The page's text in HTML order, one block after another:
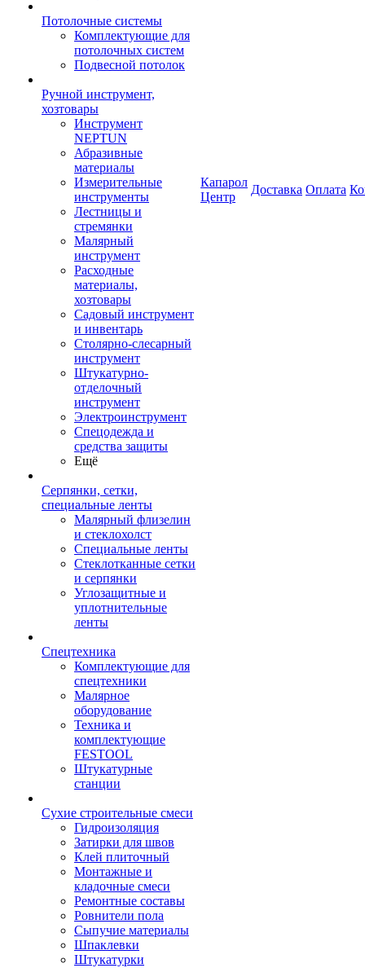
Потолочные системы
Комплектующие для
потолочных систем
Подвесной потолок
Ручной инструмент,
хозтовары
Инструмент
NEPTUN
Абразивные
материалы
Измерительные
инструменты
Лестницы и
стремянки
Малярный
инструмент
Расходные
материалы,
хозтовары
Садовый инструмент
и инвентарь
Столярно-слесарный
инструмент
Штукатурно-
отделочный
инструмент
Электроинструмент
Спецодежда и
средства защиты
Ещё
Серпянки, сетки,
специальные ленты
Малярный флизелин
и стеклохолст
Специальные ленты
Стеклотканные сетки
и серпянки
Углозащитные и
уплотнительные
ленты
Спецтехника
Комплектующие для
спецтехники
Малярное
оборудование
Техника и
комплектующие
FESTOOL
Штукатурные
станции
Сухие строительные смеси
Гидроизоляция
Затирки для швов
Клей плиточный
Монтажные и
кладочные смеси
Ремонтные составы
Ровнители пола
Сыпучие материалы
Шпаклевки
Штукатурки
Капарол
Центр
Доставка Оплата